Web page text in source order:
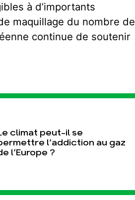
à d’importants
maquillage du nombre de
continue de soutenir
climat peut-il se
l’addiction au gaz
l’Europe ?